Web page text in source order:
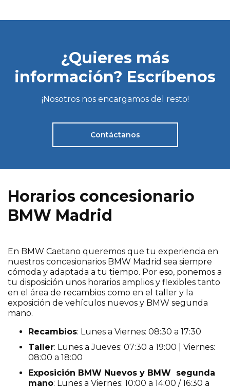
¿Quieres más
información? Escríbenos
¡Nosotros nos encargamos del resto!
Contáctanos
Horarios concesionario
BMW Madrid
En BMW Caetano queremos que tu experiencia en
nuestros concesionarios BMW Madrid sea siempre
cómoda y adaptada a tu tiempo. Por eso, ponemos a
tu disposición unos horarios amplios y flexibles tanto
en el área de recambios como en el taller y la
exposición de vehículos nuevos y BMW segunda
mano.
Recambios: Lunes a Viernes: 08:30 a 17:30
Taller: Lunes a Jueves: 07:30 a 19:00 | Viernes:
08:00 a 18:00
Exposición BMW Nuevos y BMW segunda
mano: Lunes a Viernes: 10:00 a 14:00 / 16:30 a